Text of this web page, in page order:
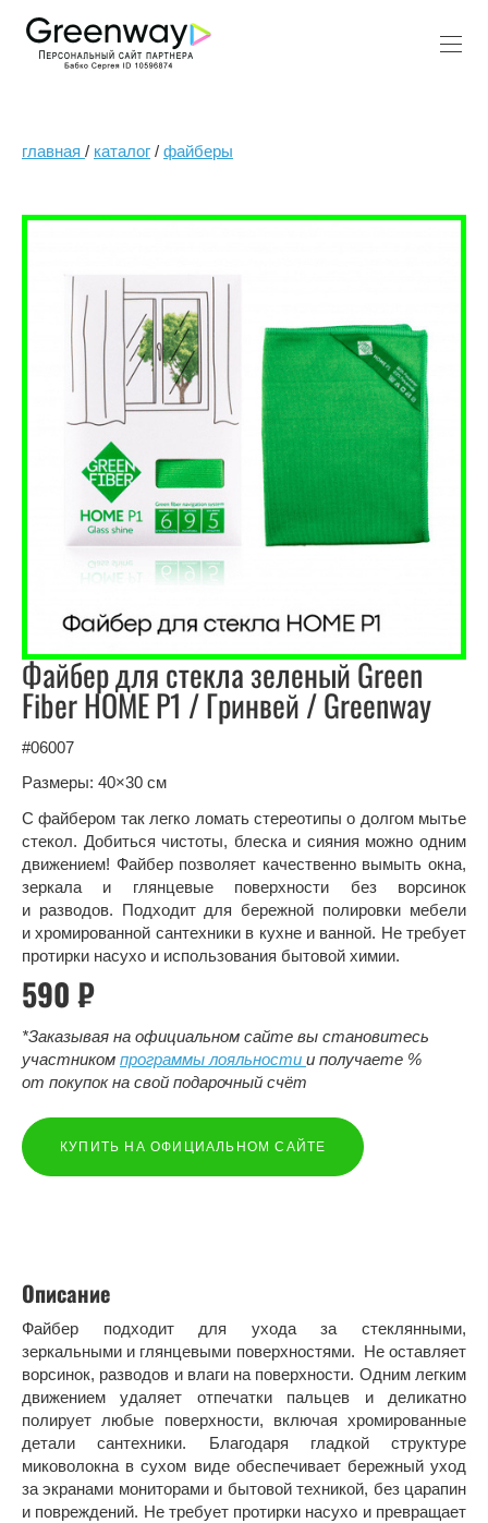
главная / каталог / файберы
Файбер для стекла зеленый Green
Fiber HOME P1 / Гринвей / Greenway
#06007
Размеры: 40×30 см
С файбером так легко ломать стереотипы о долгом мытье
стекол. Добиться чистоты, блеска и сияния можно одним
движением! Файбер позволяет качественно вымыть окна,
зеркала и глянцевые поверхности без ворсинок
и разводов. Подходит для бережной полировки мебели
и хромированной сантехники в кухне и ванной. Не требует
протирки насухо и использования бытовой химии.
590 ₽
*Заказывая на официальном сайте вы становитесь
участником программы лояльности и получаете %
от покупок на свой подарочный счёт
КУПИТЬ НА ОФИЦИАЛЬНОМ САЙТЕ
Описание
Файбер подходит для ухода за стеклянными,
зеркальными и глянцевыми поверхностями. Не оставляет
ворсинок, разводов и влаги на поверхности. Одним легким
движением удаляет отпечатки пальцев и деликатно
полирует любые поверхности, включая хромированные
детали сантехники. Благодаря гладкой структуре
миковолокна в сухом виде обеспечивает бережный уход
за экранами мониторами и бытовой техникой, без царапин
и повреждений. Не требует протирки насухо и превращает